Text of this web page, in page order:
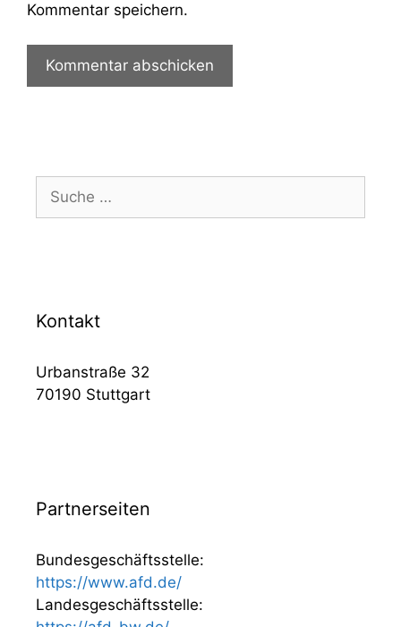
Kommentar speichern.
nach:
Kontakt
Urbanstraße 32
70190 Stuttgart
Partnerseiten
Bundesgeschäftsstelle:
https://www.afd.de/
Landesgeschäftsstelle: